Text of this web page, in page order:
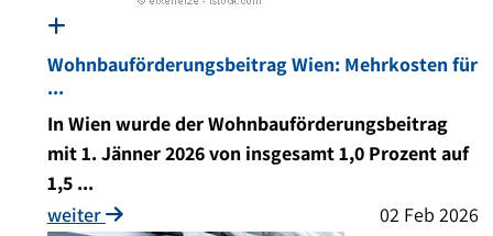
Wohnbauförderungsbeitrag Wien: Mehrkosten für
...
In Wien wurde der Wohnbauförderungsbeitrag
mit 1. Jänner 2026 von insgesamt 1,0 Prozent auf
1,5 ...
weiter
02 Feb 2026